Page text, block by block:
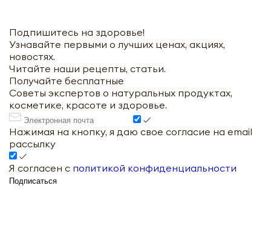
Подпишитесь на здоровье!
Узнавайте первыми о лучших ценах, акциях,
новостях.
Читайте наши рецепты, статьи.
Получайте бесплатные
Советы экспертов о натуральных продуктах,
косметике, красоте и здоровье.
Нажимая на кнопку, я даю свое согласие на email
рассылку
Я согласен с политикой конфиденциальности
Подписаться